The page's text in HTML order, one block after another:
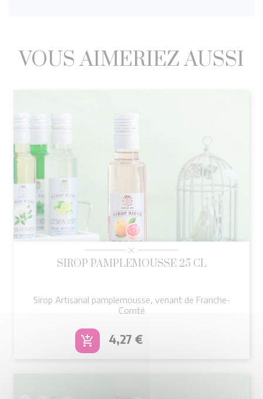
VOUS AIMERIEZ AUSSI
SIROP PAMPLEMOUSSE 25 CL
Sirop Artisanal pamplemousse, venant de Franche-
Comté
add_shopping_cart Prix
4,27 €